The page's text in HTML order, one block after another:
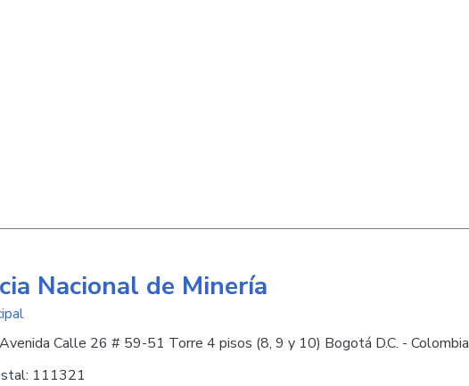
Nacional de Minería
Calle 26 # 59-51 Torre 4 pisos (8, 9 y 10) Bogotá D.C. - Colombia
111321